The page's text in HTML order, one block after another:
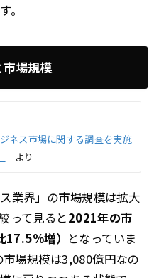
。
場規模
ネス市場に関する調査を実施
」より
業界」の市場規模は拡大
って見ると2021年の市
増） となっていま
場規模は3,080億円なの